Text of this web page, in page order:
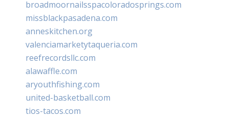
broadmoornailsspacoloradosprings.com
missblackpasadena.com
anneskitchen.org
valenciamarketytaqueria.com
reefrecordsllc.com
alawaffle.com
aryouthfishing.com
united-basketball.com
tios-tacos.com